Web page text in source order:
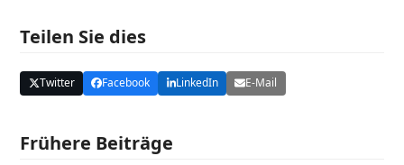
Teilen Sie dies
Twitter Facebook LinkedIn E-Mail
Frühere Beiträge